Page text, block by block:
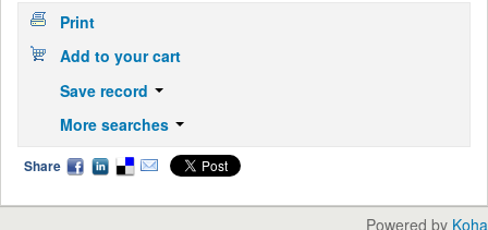
Print
Add to your cart
Save record
More searches
Share
Powered by Koha